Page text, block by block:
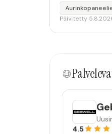
Päivitetty
4.5